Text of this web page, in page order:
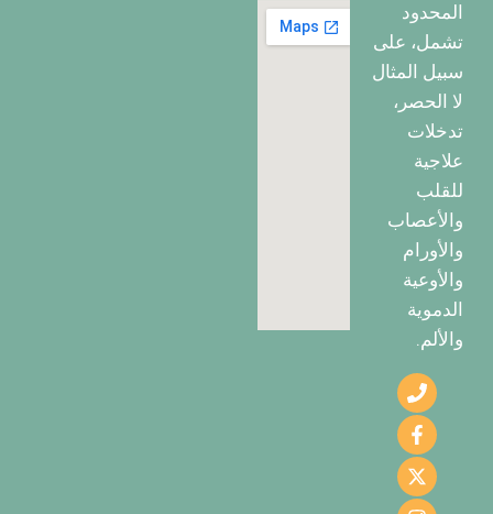
المحدود
تشمل، على
سبيل المثال
لا الحصر،
تدخلات
علاجية
للقلب
والأعصاب
والأورام
والأوعية
الدموية
والألم.